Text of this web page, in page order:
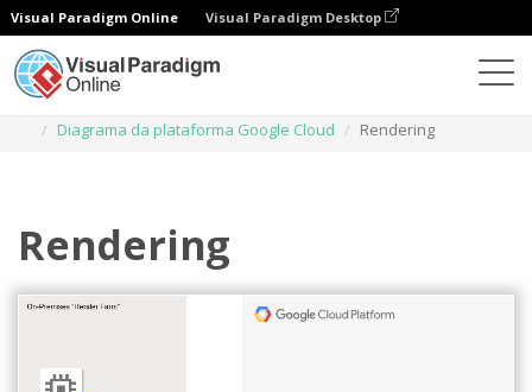
Visual Paradigm Online Visual Paradigm Desktop
Diagrama da plataforma Google Cloud
Rendering
Rendering